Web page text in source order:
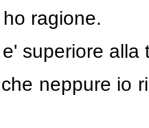
ragione.
superiore alla
neppure io